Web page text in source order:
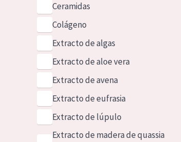
Ceramidas
Colágeno
Extracto de algas
Extracto de aloe vera
Extracto de avena
Extracto de eufrasia
Extracto de lúpulo
Extracto de madera de quassia